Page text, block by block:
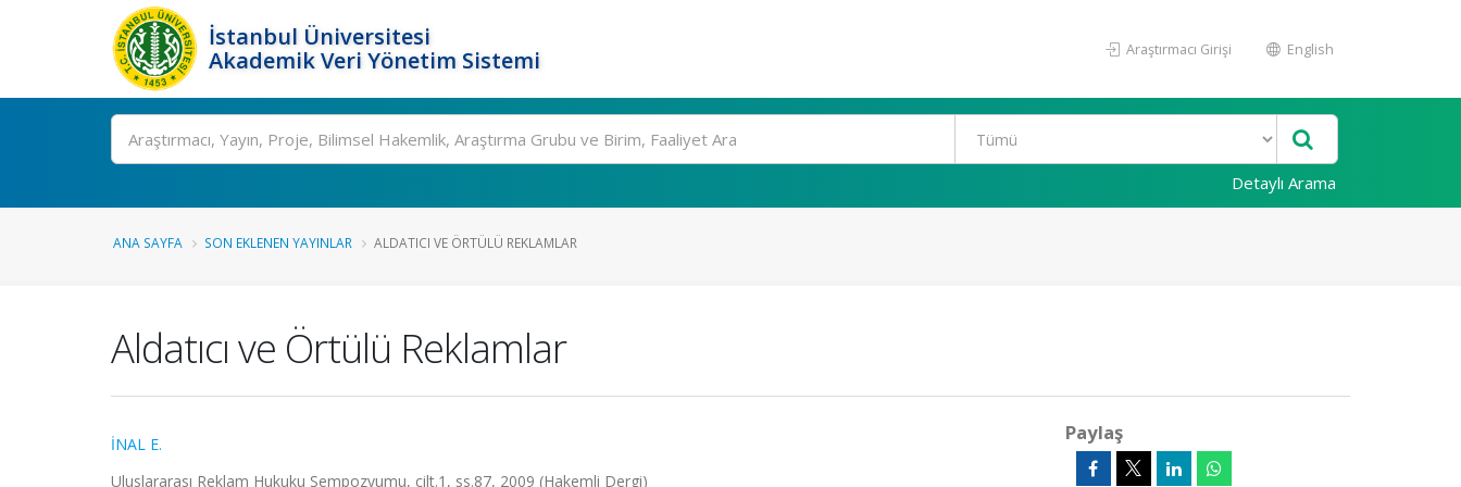
İstanbul Üniversitesi
Akademik Veri Yönetim Sistemi
Araştırmacı Girişi English
Ara
Detaylı Arama
ANA SAYFA SON EKLENEN YAYINLAR ALDATICI VE ÖRTÜLÜ REKLAMLAR
Aldatıcı ve Örtülü Reklamlar
İNAL E.
Uluslararası Reklam Hukuku Sempozyumu, cilt.1, ss.87, 2009 (Hakemli Dergi)
Paylaş